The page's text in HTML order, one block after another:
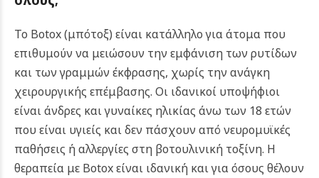
Το Botox (μπότοξ) είναι κατάλληλο για άτομα που
επιθυμούν να μειώσουν την εμφάνιση των ρυτίδων
και των γραμμών έκφρασης, χωρίς την ανάγκη
χειρουργικής επέμβασης. Οι ιδανικοί υποψήφιοι
είναι άνδρες και γυναίκες ηλικίας άνω των 18 ετών
που είναι υγιείς και δεν πάσχουν από νευρομυϊκές
παθήσεις ή αλλεργίες στη βοτουλινική τοξίνη. Η
θεραπεία με Botox είναι ιδανική και για όσους θέλουν